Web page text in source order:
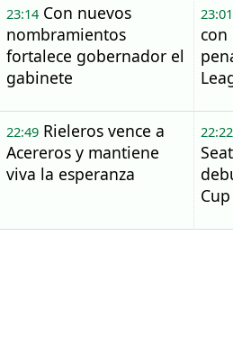
23:14Con nuevos
nombramientos
fortalece gobernador el
gabinete
23:01
con
22:49Rieleros vence a
Acereros y mantiene
viva la esperanza
22:22